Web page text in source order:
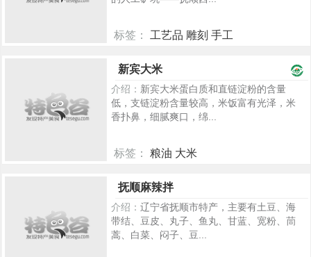
标签： 工艺品 雕刻 手工
新宾大米
介绍： 新宾大米蛋白质和直链淀粉的含量
低，支链淀粉含量较高，米饭富有光泽，米
香扑鼻，细腻爽口，绵...
标签： 粮油 大米
抚顺麻辣拌
介绍： 辽宁省抚顺市特产，主要有土豆、海
带结、豆皮、丸子、鱼丸、甘蓝、宽粉、茼
蒿、白菜、闷子、豆...